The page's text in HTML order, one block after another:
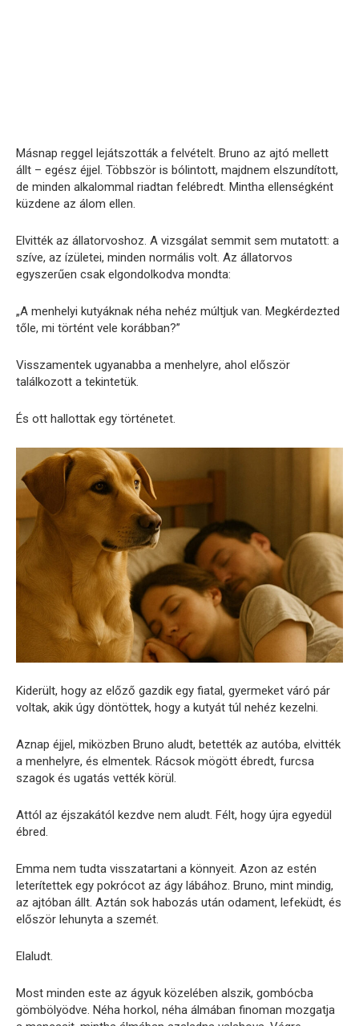
Másnap reggel lejátszották a felvételt. Bruno az ajtó mellett
állt – egész éjjel. Többször is bólintott, majdnem elszundított,
de minden alkalommal riadtan felébredt. Mintha ellenségként
küzdene az álom ellen.
Elvitték az állatorvoshoz. A vizsgálat semmit sem mutatott: a
szíve, az ízületei, minden normális volt. Az állatorvos
egyszerűen csak elgondolkodva mondta:
„A menhelyi kutyáknak néha nehéz múltjuk van. Megkérdezted
tőle, mi történt vele korábban?”
Visszamentek ugyanabba a menhelyre, ahol először
találkozott a tekintetük.
És ott hallottak egy történetet.
Kiderült, hogy az előző gazdik egy fiatal, gyermeket váró pár
voltak, akik úgy döntöttek, hogy a kutyát túl nehéz kezelni.
Aznap éjjel, miközben Bruno aludt, betették az autóba, elvitték
a menhelyre, és elmentek. Rácsok mögött ébredt, furcsa
szagok és ugatás vették körül.
Attól az éjszakától kezdve nem aludt. Félt, hogy újra egyedül
ébred.
Emma nem tudta visszatartani a könnyeit. Azon az estén
leterítettek egy pokrócot az ágy lábához. Bruno, mint mindig,
az ajtóban állt. Aztán sok habozás után odament, lefeküdt, és
először lehunyta a szemét.
Elaludt.
Most minden este az ágyuk közelében alszik, gombócba
gömbölyödve. Néha horkol, néha álmában finoman mozgatja